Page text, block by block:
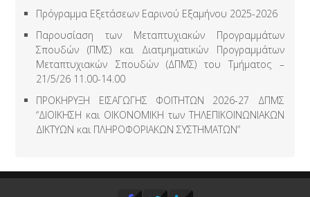
Πρόγραμμα Εξετάσεων Εαρινού Εξαμήνου 2025-2026
Παρουσίαση των Μεταπτυχιακών Προγραμμάτων
Σπουδών (ΠΜΣ) και Διατμηματικών Προγραμμάτων
Μεταπτυχιακών Σπουδών (ΔΠΜΣ) του Τμήματος –
21/5/26 11.00-14.00
ΠΡΟΚΗΡΥΞΗ ΕΙΣΑΓΩΓΗΣ ΦΟΙΤΗΤΩΝ 2026-27 ΔΠΜΣ
“ΔΙΟΙΚΗΣΗ και ΟΙΚΟΝΟΜΙΚΗ των ΤΗΛΕΠΙΚΟΙΝΩΝΙΑΚΩΝ
ΔΙΚΤΥΩΝ και ΠΛΗΡΟΦΟΡΙΑΚΩΝ ΣΥΣΤΗΜΑΤΩΝ”